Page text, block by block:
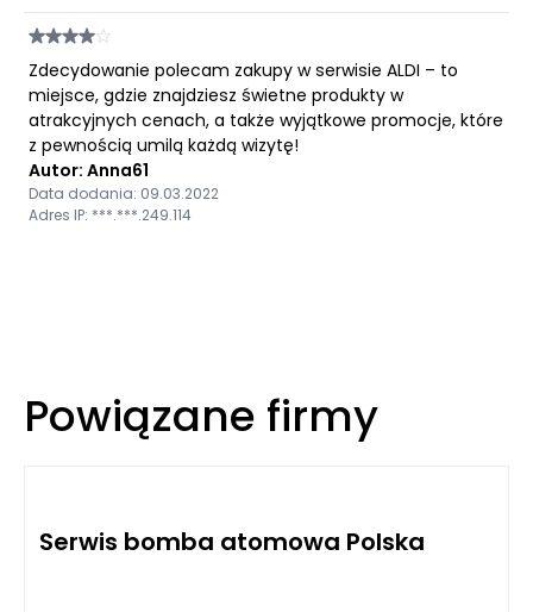
Zdecydowanie polecam zakupy w serwisie ALDI – to
miejsce, gdzie znajdziesz świetne produkty w
atrakcyjnych cenach, a także wyjątkowe promocje, które
z pewnością umilą każdą wizytę!
Autor: Anna61
Data dodania: 09.03.2022
Adres IP: ***.***.249.114
Powiązane firmy
Serwis bomba atomowa Polska